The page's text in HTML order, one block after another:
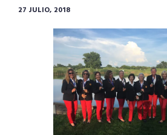
27 JULIO, 2018